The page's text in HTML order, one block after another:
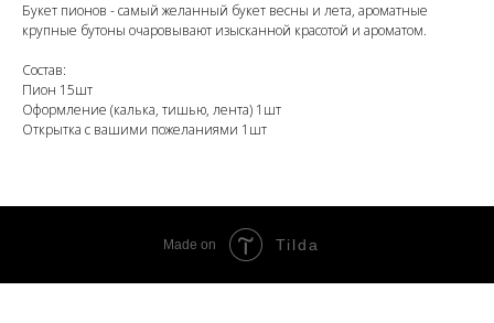
Букет пионов - самый желанный букет весны и лета, ароматные
крупные бутоны очаровывают изысканной красотой и ароматом.
Состав:
Пион 15шт
Оформление (калька, тишью, лента) 1шт
Открытка с вашими пожеланиями 1шт
Made on Tilda